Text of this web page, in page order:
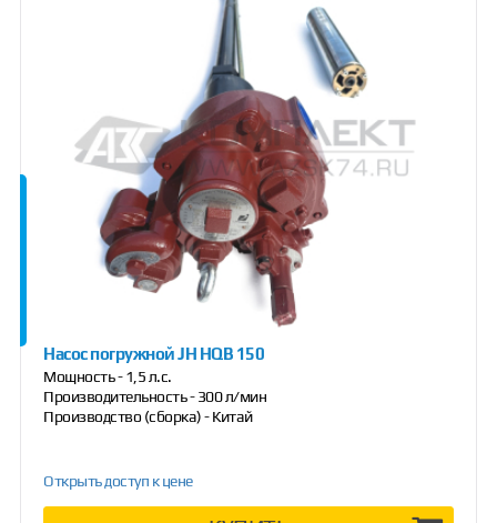
Насос погружной JH HQB 150
Мощность - 1,5 л.с.
Производительность - 300 л/мин
Производство (сборка) - Китай
Открыть доступ к цене